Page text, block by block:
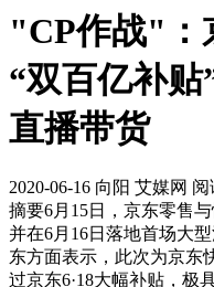
"CP作战"：
“双百亿补贴
直播带货
2020-06-16 向阳 艾媒网 阅
摘要6月15日，京东零售
并在6月16日落地首场大
东方面表示，此次为京东
过京东6·18大幅补贴，极